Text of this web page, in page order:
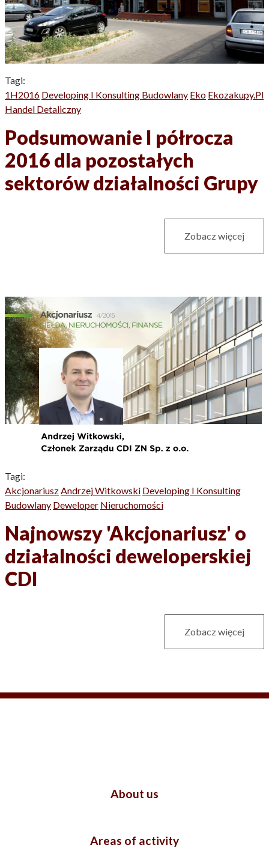
Tagi:
1H2016 Developing I Konsulting Budowlany Eko Ekozakupy.pl
Handel Detaliczny
Podsumowanie I półrocza
2016 dla pozostałych
sektorów działalności Grupy
Zobacz więcej
Tagi:
AkcjonariuszAndrzej Witkowski Developing I Konsulting
Budowlany Deweloper Nieruchomości
Najnowszy 'Akcjonariusz' o
działalności deweloperskiej
CDI
Zobacz więcej
About us
Areas of activity